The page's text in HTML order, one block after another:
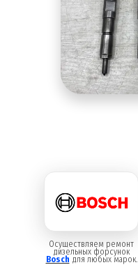
Осуществляем ремонт
дизельных форсунок
Bosch для любых марок.